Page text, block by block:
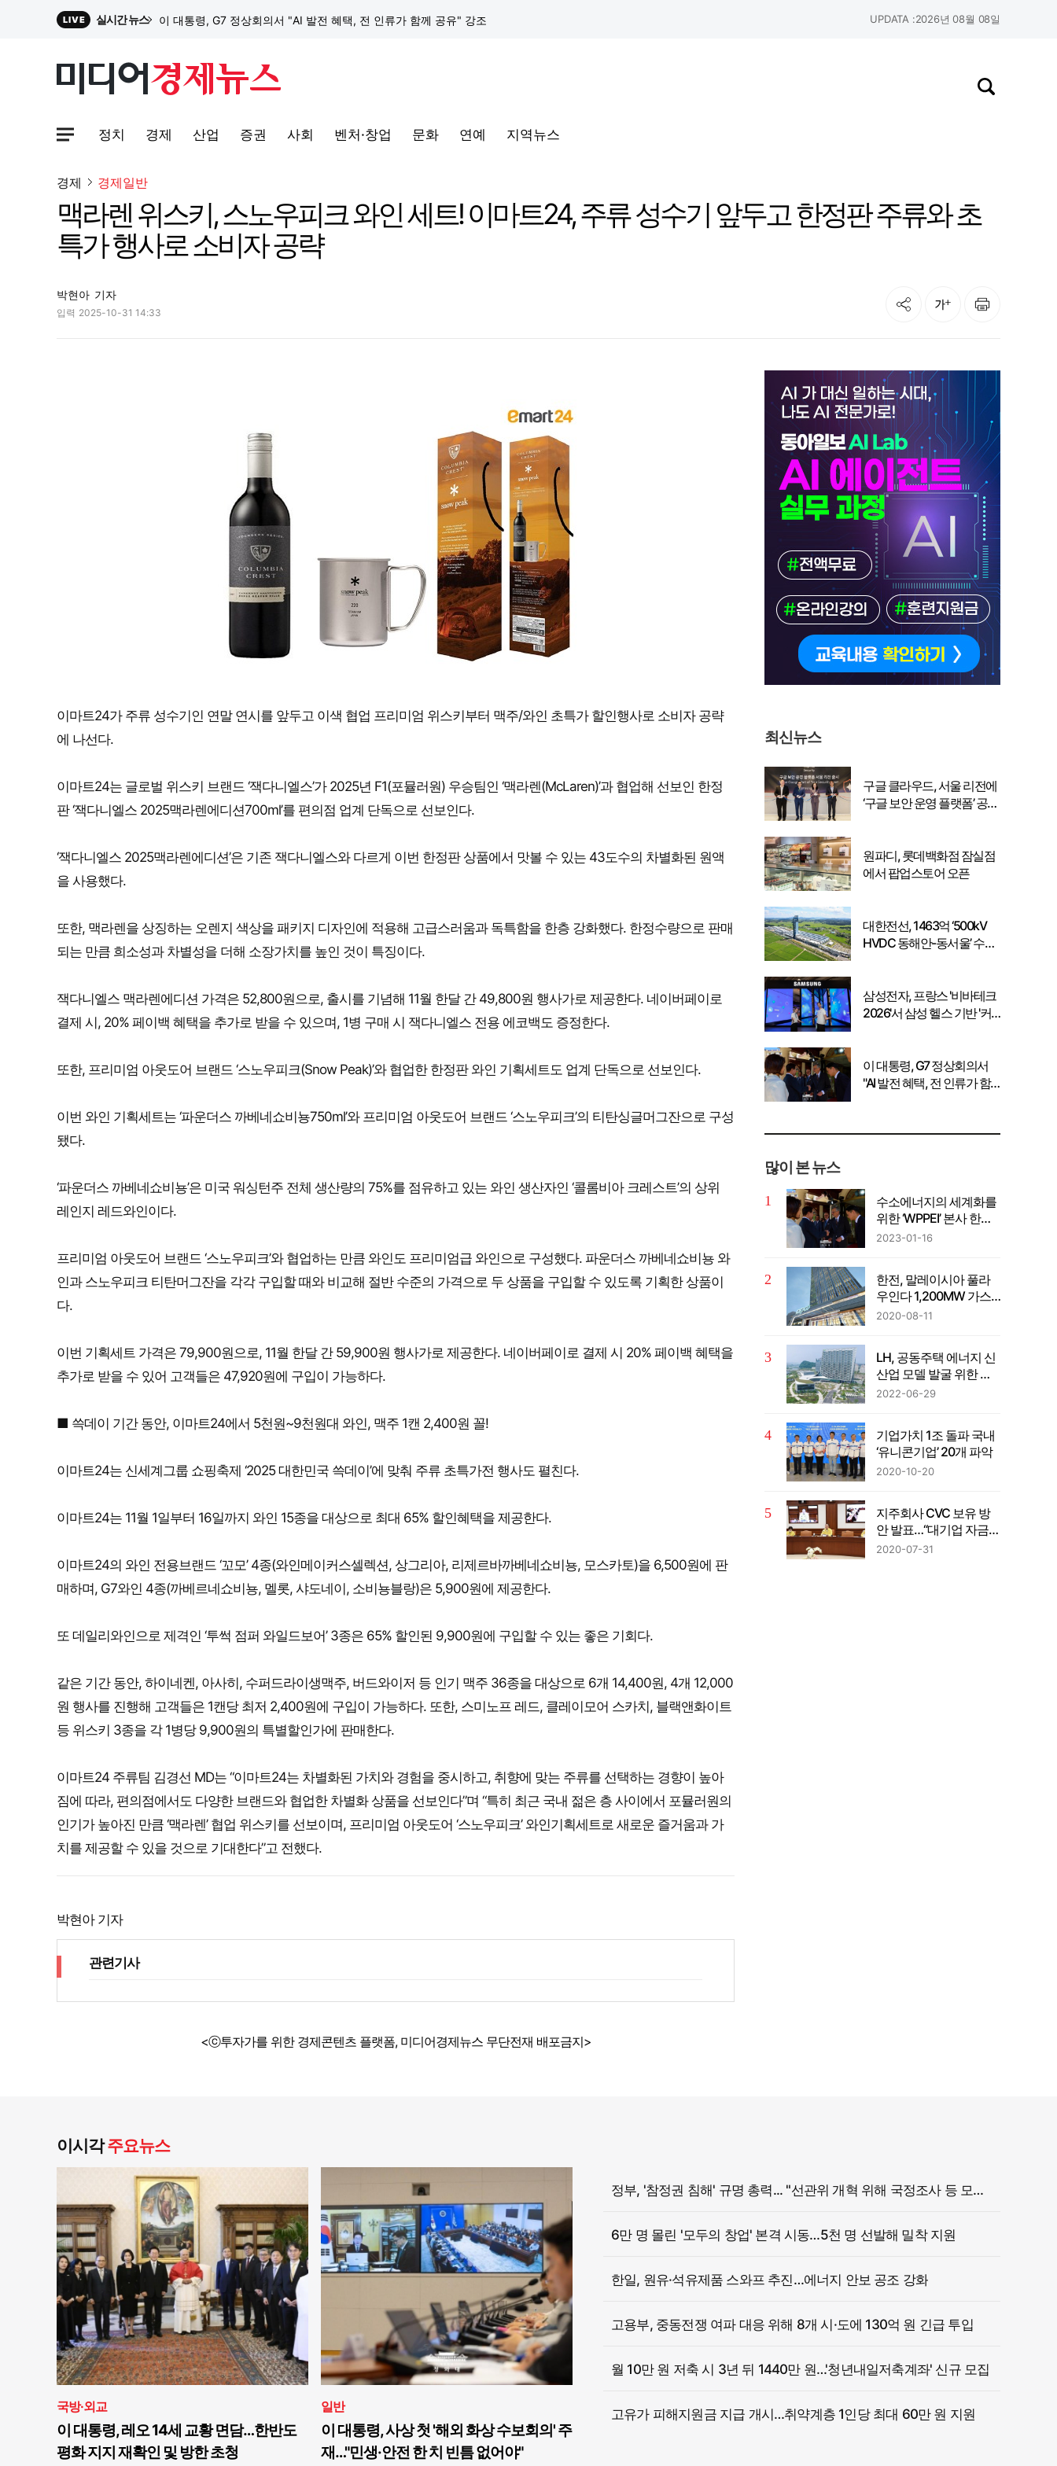
LIVE 실시간 뉴스 이 대통령, G7 정상회의서 "AI 발전 혜택, 전 인류가 함께 공유" 강조
원파디, 롯데백화점 잠실점에서 팝업스토어 오픈
대한전선, 1463억 ‘500kV HVDC 동해안-동서울’ 수주… 시장 확대 본격화
이 대통령, G7 정상회의서 "AI 발전 혜택, 전 인류가 함께 공유" 강조
UPDATA :2026년 08월 08일
사이트맵메뉴 열기
정치 경제 산업 증권 사회 벤처·창업 문화 연예 지역뉴스
검색창 열기
경제 경제일반
맥라렌 위스키, 스노우피크 와인 세트! 이마트24, 주류 성수기 앞두고 한정판 주류와 초
특가 행사로 소비자 공략
박현아 기자
입력 2025-10-31 14:33
공유 글자크기 인쇄
이마트24가 주류 성수기인 연말 연시를 앞두고 이색 협업 프리미엄 위스키부터 맥주/와인 초특가 할인행사로 소비자 공략
에 나선다.
이마트24는 글로벌 위스키 브랜드 ‘잭다니엘스’가 2025년 F1(포뮬러원) 우승팀인 ‘맥라렌(McLaren)’과 협업해 선보인 한정
판 ‘잭다니엘스 2025맥라렌에디션700ml’를 편의점 업계 단독으로 선보인다.
‘잭다니엘스 2025맥라렌에디션’은 기존 잭다니엘스와 다르게 이번 한정판 상품에서 맛볼 수 있는 43도수의 차별화된 원액
을 사용했다.
또한, 맥라렌을 상징하는 오렌지 색상을 패키지 디자인에 적용해 고급스러움과 독특함을 한층 강화했다. 한정수량으로 판매
되는 만큼 희소성과 차별성을 더해 소장가치를 높인 것이 특징이다.
잭다니엘스 맥라렌에디션 가격은 52,800원으로, 출시를 기념해 11월 한달 간 49,800원 행사가로 제공한다. 네이버페이로
결제 시, 20% 페이백 혜택을 추가로 받을 수 있으며, 1병 구매 시 잭다니엘스 전용 에코백도 증정한다.
또한, 프리미엄 아웃도어 브랜드 ‘스노우피크(Snow Peak)’와 협업한 한정판 와인 기획세트도 업계 단독으로 선보인다.
이번 와인 기획세트는 ‘파운더스 까베네쇼비뇽750ml’와 프리미엄 아웃도어 브랜드 ‘스노우피크’의 티탄싱글머그잔으로 구성
됐다.
‘파운더스 까베네쇼비뇽’은 미국 워싱턴주 전체 생산량의 75%를 점유하고 있는 와인 생산자인 ‘콜롬비아 크레스트’의 상위
레인지 레드와인이다.
프리미엄 아웃도어 브랜드 ‘스노우피크’와 협업하는 만큼 와인도 프리미엄급 와인으로 구성했다. 파운더스 까베네쇼비뇽 와
인과 스노우피크 티탄머그잔을 각각 구입할 때와 비교해 절반 수준의 가격으로 두 상품을 구입할 수 있도록 기획한 상품이
다.
이번 기획세트 가격은 79,900원으로, 11월 한달 간 59,900원 행사가로 제공한다. 네이버페이로 결제 시 20% 페이백 혜택을
추가로 받을 수 있어 고객들은 47,920원에 구입이 가능하다.
■ 쓱데이 기간 동안, 이마트24에서 5천원~9천원대 와인, 맥주 1캔 2,400원 꼴!
이마트24는 신세계그룹 쇼핑축제 ‘2025 대한민국 쓱데이’에 맞춰 주류 초특가전 행사도 펼친다.
이마트24는 11월 1일부터 16일까지 와인 15종을 대상으로 최대 65% 할인혜택을 제공한다.
이마트24의 와인 전용브랜드 ‘꼬모’ 4종(와인메이커스셀렉션, 상그리아, 리제르바까베네쇼비뇽, 모스카토)을 6,500원에 판
매하며, G7와인 4종(까베르네쇼비뇽, 멜롯, 샤도네이, 소비뇽블랑)은 5,900원에 제공한다.
또 데일리와인으로 제격인 ‘투썩 점퍼 와일드보어’ 3종은 65% 할인된 9,900원에 구입할 수 있는 좋은 기회다.
같은 기간 동안, 하이네켄, 아사히, 수퍼드라이생맥주, 버드와이저 등 인기 맥주 36종을 대상으로 6개 14,400원, 4개 12,000
원 행사를 진행해 고객들은 1캔당 최저 2,400원에 구입이 가능하다. 또한, 스미노프 레드, 클레이모어 스카치, 블랙앤화이트
등 위스키 3종을 각 1병당 9,900원의 특별할인가에 판매한다.
이마트24 주류팀 김경선 MD는 “이마트24는 차별화된 가치와 경험을 중시하고, 취향에 맞는 주류를 선택하는 경향이 높아
짐에 따라, 편의점에서도 다양한 브랜드와 협업한 차별화 상품을 선보인다”며 “특히 최근 국내 젊은 층 사이에서 포뮬러원의
인기가 높아진 만큼 ‘맥라렌’ 협업 위스키를 선보이며, 프리미엄 아웃도어 ‘스노우피크’ 와인기획세트로 새로운 즐거움과 가
치를 제공할 수 있을 것으로 기대한다”고 전했다.
박현아 기자
관련기사
<ⓒ투자가를 위한 경제콘텐츠 플랫폼, 미디어경제뉴스 무단전재 배포금지>
최신뉴스
구글 클라우드, 서울 리전에
‘구글 보안 운영 플랫폼’ 공식
원파디, 롯데백화점 잠실점
에서 팝업스토어 오픈
대한전선, 1463억 ‘500kV
HVDC 동해안-동서울’ 수
삼성전자, 프랑스 '비바테크
2026'서 삼성 헬스 기반 '커
이 대통령, G7 정상회의서
"AI 발전 혜택, 전 인류가 함
많이 본 뉴스
수소에너지의 세계화를
위한 ‘WPPEI’ 본사 한국
설립
2023-01-16
한전, 말레이시아 풀라
우인다 1,200MW 가스
복합발전사업 계약 체결
2020-08-11
LH, 공동주택 에너지 신
산업 모델 발굴 위한 컨
퍼런스 개최
2022-06-29
기업가치 1조 돌파 국내
‘유니콘기업’ 20개 파악
2020-10-20
지주회사 CVC 보유 방
안 발표…“대기업 자금의
벤처투자 확대”
2020-07-31
이시각주요뉴스
국방·외교
이 대통령, 레오 14세 교황 면담…한반도
평화 지지 재확인 및 방한 초청
일반
이 대통령, 사상 첫 '해외 화상 수보회의' 주
재…"민생·안전 한 치 빈틈 없어야"
정부, '참정권 침해' 규명 총력... "선관위 개혁 위해 국정조사 등 모든 조치"
6만 명 몰린 '모두의 창업' 본격 시동…5천 명 선발해 밀착 지원
한일, 원유·석유제품 스와프 추진…에너지 안보 공조 강화
고용부, 중동전쟁 여파 대응 위해 8개 시·도에 130억 원 긴급 투입
월 10만 원 저축 시 3년 뒤 1440만 원…'청년내일저축계좌' 신규 모집
고유가 피해지원금 지급 개시…취약계층 1인당 최대 60만 원 지원